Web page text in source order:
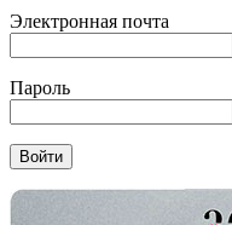
Электронная почта
Пароль
Войти